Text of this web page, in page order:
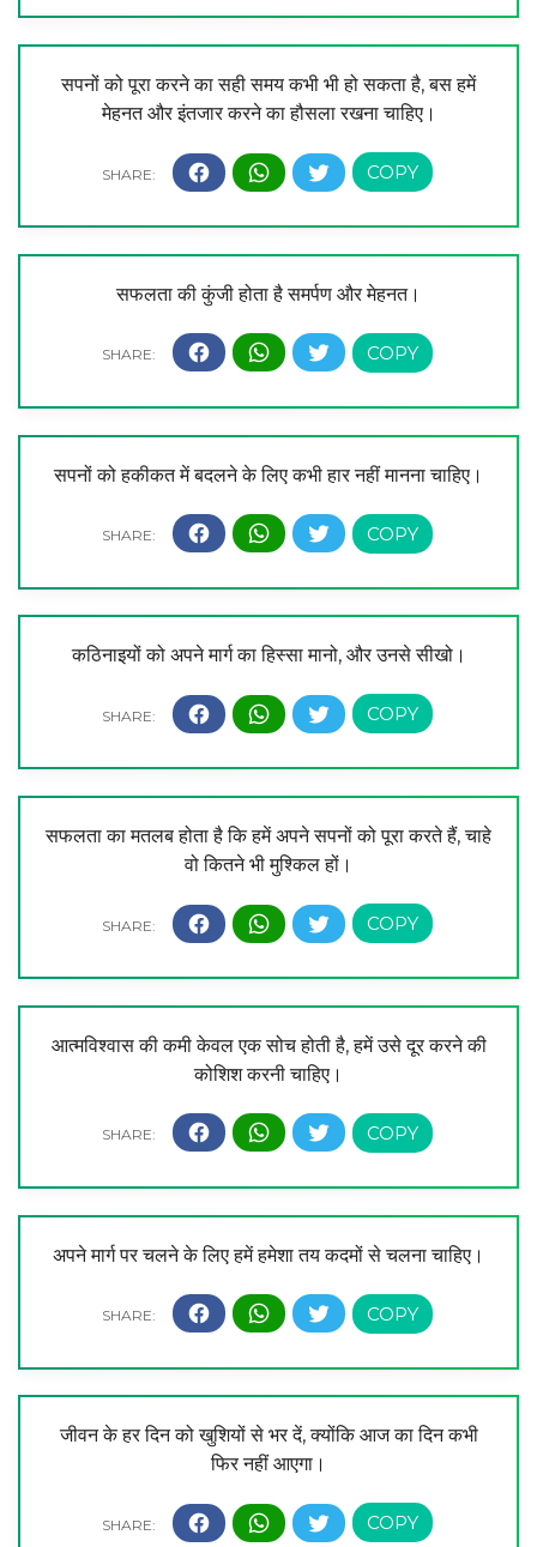
सपनों को पूरा करने का सही समय कभी भी हो सकता है, बस हमें
मेहनत और इंतजार करने का हौसला रखना चाहिए।
सफलता की कुंजी होता है समर्पण और मेहनत।
सपनों को हकीकत में बदलने के लिए कभी हार नहीं मानना चाहिए।
कठिनाइयों को अपने मार्ग का हिस्सा मानो, और उनसे सीखो।
सफलता का मतलब होता है कि हमें अपने सपनों को पूरा करते हैं, चाहे
वो कितने भी मुश्किल हों।
आत्मविश्वास की कमी केवल एक सोच होती है, हमें उसे दूर करने की
कोशिश करनी चाहिए।
अपने मार्ग पर चलने के लिए हमें हमेशा तय कदमों से चलना चाहिए।
जीवन के हर दिन को खुशियों से भर दें, क्योंकि आज का दिन कभी
फिर नहीं आएगा।